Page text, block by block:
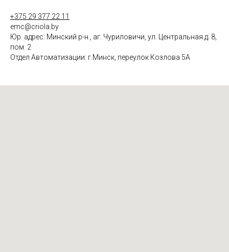
+375 29 377 22 11
emc@criola.by
Юр. адрес: Минский р-н., аг. Чуриловичи, ул. Центральная д. 8,
пом. 2
Отдел Автоматизации: г.Минск, переулок Козлова 5А